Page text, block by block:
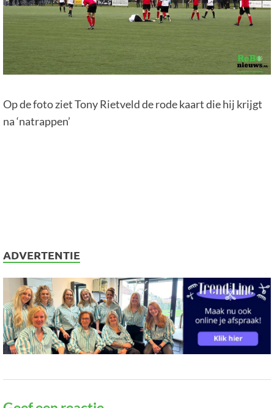
Op de foto ziet Tony Rietveld de rode kaart die hij krijgt
na ‘natrappen’
ADVERTENTIE